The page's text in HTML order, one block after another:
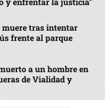
muere tras intentar
frente al parque
a un hombre en
de Vialidad y